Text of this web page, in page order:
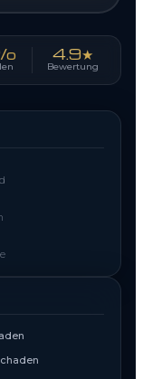
4.9★
Bewertung